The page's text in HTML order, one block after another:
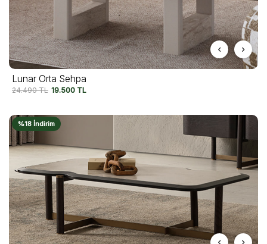
Lunar Orta Sehpa
24.490TL 19.500 TL
%18 İndirim